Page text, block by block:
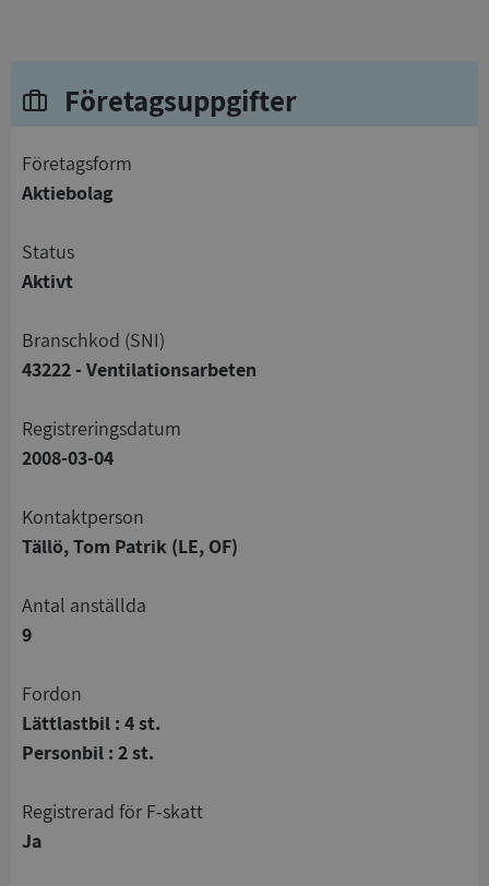
Företagsuppgifter
företagsform
Aktiebolag
status
Aktivt
branschkod (SNI)
43222 - Ventilationsarbeten
registreringsdatum
2008-03-04
Kontaktperson
Tällö, Tom Patrik (LE, OF)
Antal anställda
9
Fordon
Lättlastbil : 4 st.
Personbil : 2 st.
registrerad för F-skatt
Ja